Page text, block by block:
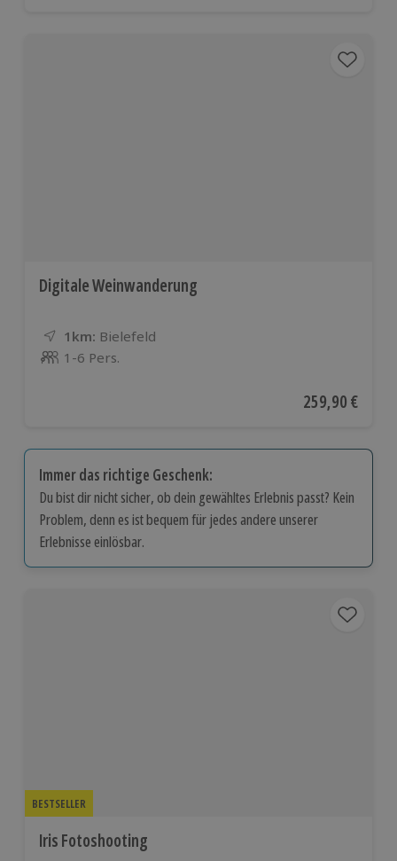
Digitale Weinwanderung
1km: Entfernung
Standort
Bielefeld
Anzahl der Teilnehmer
1-6 Pers.
Aktueller Preis
259,90 €
Immer das richtige Geschenk:
Du bist dir nicht sicher, ob dein gewähltes Erlebnis passt? Kein
Problem, denn es ist bequem für jedes andere unserer
Erlebnisse einlösbar.
BESTSELLER
Iris Fotoshooting